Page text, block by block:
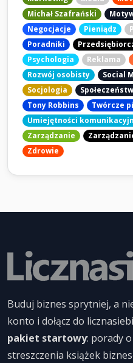
Michał Szafrański
Negocjacje
Pieniądz
Poradniki
Psychologia
Reklama
Rozwój osobisty
Social
Socjologia
Tony Robbins
Twórcze
Umiejętności
Zarządzanie
Zdrowie
Buduj biznes sprytniej, a
konto i dołącz do
pakiet startowy: porady
streszczenia książek